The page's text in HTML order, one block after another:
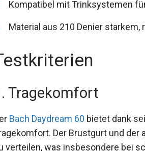
1. Tragekomfort
Bach Daydream 60bietet dank
Der Brustgurt und der